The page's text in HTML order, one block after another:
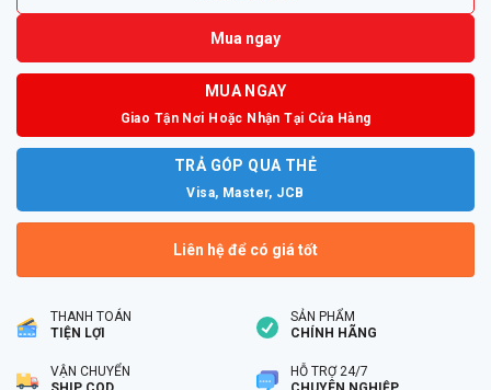
Mua ngay
MUA NGAY
Giao Tận Nơi Hoặc Nhận Tại Cửa Hàng
TRẢ GÓP QUA THẺ
Visa, Master, JCB
Liên hệ để có giá tốt
THANH TOÁN
TIỆN LỢI
SẢN PHẨM
CHÍNH HÃNG
VẬN CHUYỂN
HỖ TRỢ 24/7